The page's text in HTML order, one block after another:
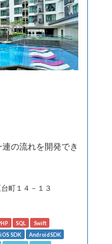
の流れを開発でき
町１４－１３
SQL
Swift
iOS SDK
AndroidSDK